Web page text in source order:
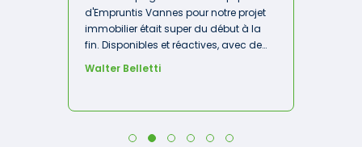
d'Empruntis Vannes pour notre projet
immobilier était super du début à la
fin. Disponibles et réactives, avec de
bonnes propositions, nous avons pu
chaudement ! »
Walter Belletti